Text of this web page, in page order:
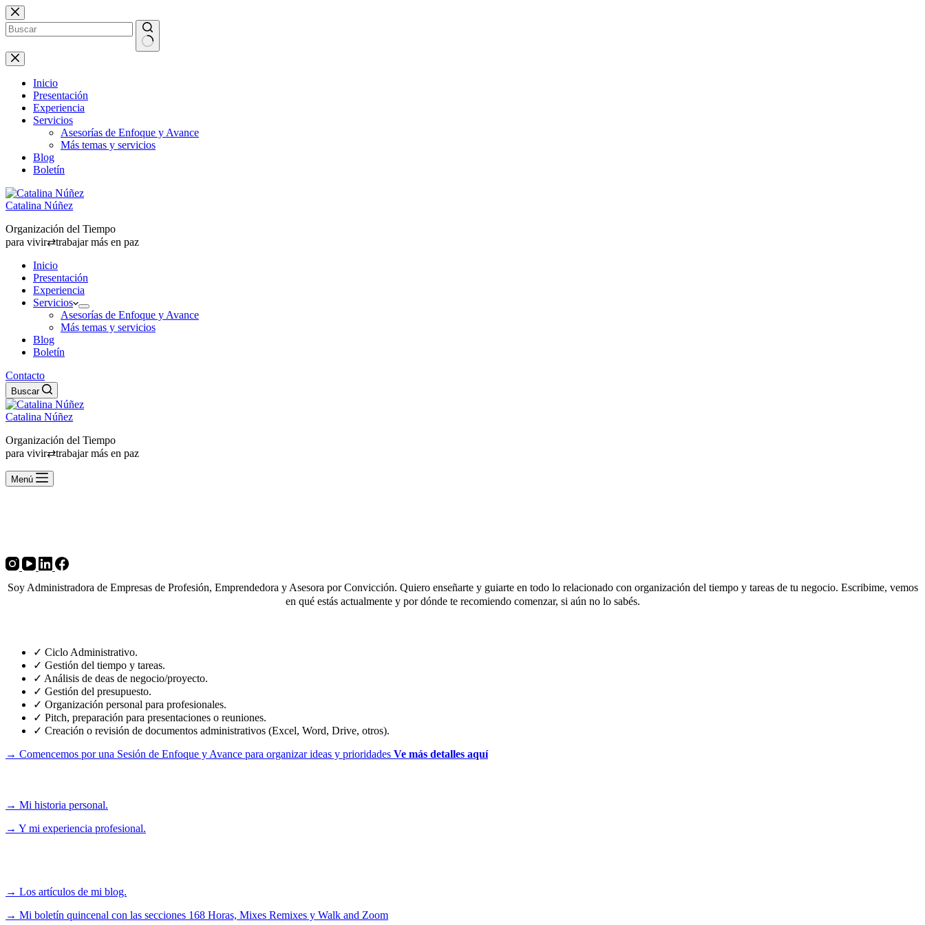
Saltar
al
contenido
Sin
resultados
Inicio
Presentación
Experiencia
Servicios
Asesorías de Enfoque y Avance
Más temas y servicios
Blog
Boletín
Catalina Núñez
Organización del Tiempo
para vivir⇄trabajar más en paz
Inicio
Presentación
Experiencia
Servicios
Asesorías de Enfoque y Avance
Más temas y servicios
Blog
Boletín
Contacto
Buscar
Catalina Núñez
Organización del Tiempo
para vivir⇄trabajar más en paz
Menú
Soy Administradora de Empresas de Profesión, Emprendedora y Asesora por Convicción. Quiero enseñarte y guiarte en todo lo relacionado con organización del tiempo y tareas de tu negocio. Escribime, vemos
en qué estás actualmente y por dónde te recomiendo comenzar, si aún no lo sabés.
✓ Ciclo Administrativo.
✓ Gestión del tiempo y tareas.
✓ Análisis de deas de negocio/proyecto.
✓ Gestión del presupuesto.
✓ Organización personal para profesionales.
✓ Pitch, preparación para presentaciones o reuniones.
✓ Creación o revisión de documentos administrativos (Excel, Word, Drive, otros).
→ Comencemos por una Sesión de Enfoque y Avance para organizar ideas y prioridades Ve más detalles aquí
→ Mi historia personal.
→ Y mi experiencia profesional.
→ Los artículos de mi blog.
→ Mi boletín quincenal con las secciones 168 Horas, Mixes Remixes y Walk and Zoom